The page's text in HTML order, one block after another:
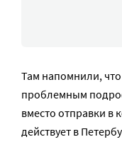
Там напомнили,
проблемным
вместо отправки в
действует в